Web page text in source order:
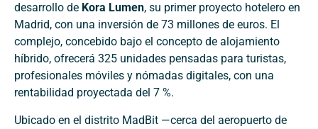
desarrollo de Kora Lumen, su primer proyecto hotelero en
Madrid, con una inversión de 73 millones de euros. El
complejo, concebido bajo el concepto de alojamiento
híbrido, ofrecerá 325 unidades pensadas para turistas,
profesionales móviles y nómadas digitales, con una
rentabilidad proyectada del 7 %.
Ubicado en el distrito MadBit —cerca del aeropuerto de